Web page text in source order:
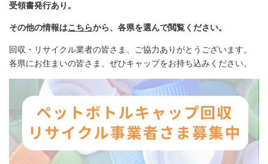
受領書発行あり。
その他の情報はこちらから、各県を選んで閲覧ください。
回収・リサイクル業者の皆さま、ご協力ありがとうございます。
各県にお住まいの皆さま、ぜひキャップをお持ち込みください。